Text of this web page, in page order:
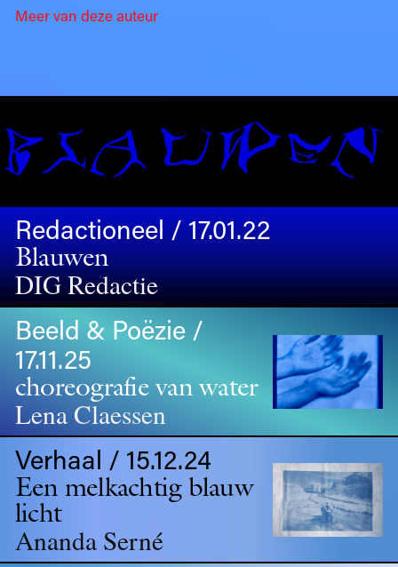
Meer van deze auteur
Redactioneel / 17.01.22
Blauwen
DIG Redactie
Beeld & Poëzie /
17.11.25
choreografie van water
Lena Claessen
Verhaal / 15.12.24
Een melkachtig blauw
licht
Ananda Serné